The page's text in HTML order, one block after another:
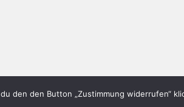
den den Button „Zustimmung widerrufen“